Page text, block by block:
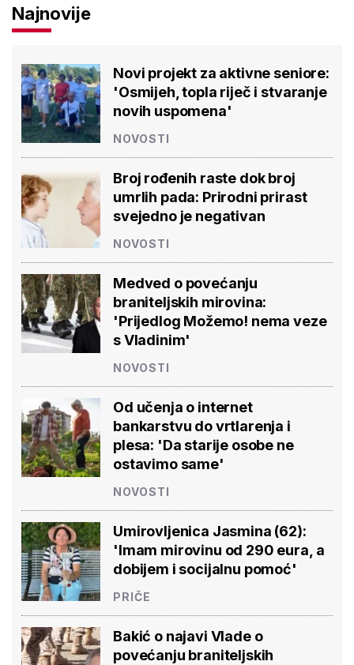
Najnovije
Novi projekt za aktivne seniore:
'Osmijeh, topla riječ i stvaranje
novih uspomena'
NOVOSTI
Broj rođenih raste dok broj
umrlih pada: Prirodni prirast
svejedno je negativan
NOVOSTI
Medved o povećanju
braniteljskih mirovina:
'Prijedlog Možemo! nema veze
s Vladinim'
NOVOSTI
Od učenja o internet
bankarstvu do vrtlarenja i
plesa: 'Da starije osobe ne
ostavimo same'
NOVOSTI
Umirovljenica Jasmina (62):
'Imam mirovinu od 290 eura, a
dobijem i socijalnu pomoć'
PRIČE
Bakić o najavi Vlade o
povećanju braniteljskih